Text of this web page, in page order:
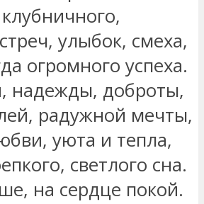
улыбок, смеха,
огромного успеха.
надежды, доброты,
радужной мечты,
уюта и тепла,
светлого сна.
на сердце покой.